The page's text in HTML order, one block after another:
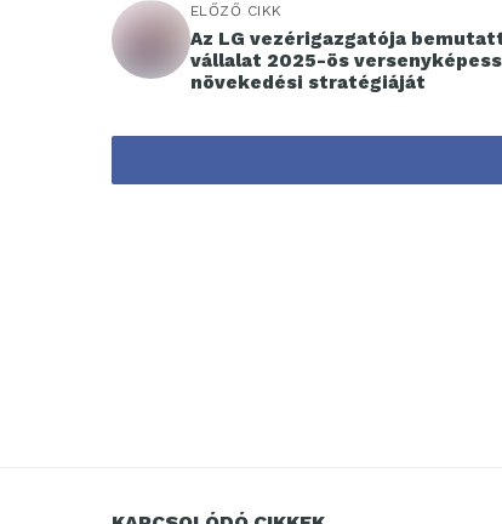
ELŐZŐ CIKK
Az LG vezérigazgatója
vállalat 2025-ös
növekedési stratégiáját